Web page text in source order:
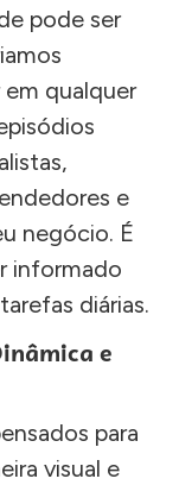
pode ser
qualquer
e
negócio. É
informado
diárias.
e
para
visual e